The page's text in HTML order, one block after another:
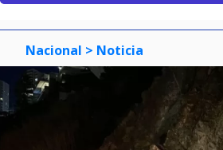
Nacional > Noticia